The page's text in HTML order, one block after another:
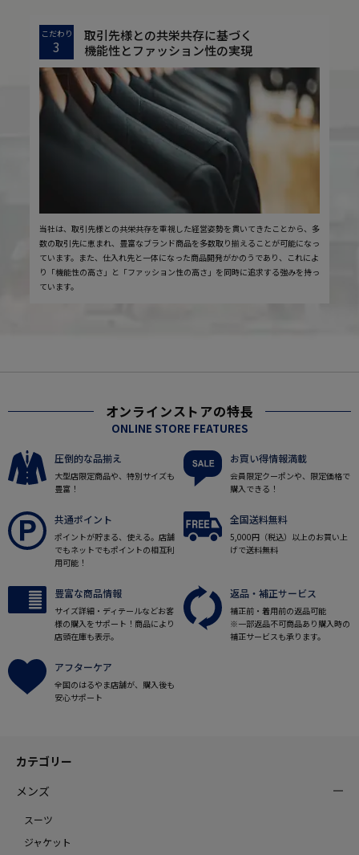
こだわり
3
取引先様との共栄共存に基づく
機能性とファッション性の実現
当社は、取引先様との共栄共存を重視した経営姿勢を貫いてきたことから、多
数の取引先に恵まれ、豊富なブランド商品を多数取り揃えることが可能になっ
ています。また、仕入れ先と一体になった商品開発がかのうであり、これによ
り「機能性の高さ」と「ファッション性の高さ」を同時に追求する強みを持っ
ています。
オンラインストアの特長
ONLINE STORE FEATURES
圧倒的な品揃え
大型店限定商品や、特別サイズも
豊富！
お買い得情報満載
会員限定クーポンや、限定価格で
購入できる！
共通ポイント
ポイントが貯まる、使える。店舗
でもネットでもポイントの相互利
用可能！
全国送料無料
5,000円（税込）以上のお買い上
げで送料無料
豊富な商品情報
サイズ詳細・ディテールなどお客
様の購入をサポート！商品により
店頭在庫も表示。
返品・補正サービス
補正前・着用前の返品可能
※一部返品不可商品あり購入時の
補正サービスも承ります。
アフターケア
全国のはるやま店舗が、購入後も
安心サポート
カテゴリー
メンズ
スーツ
ジャケット